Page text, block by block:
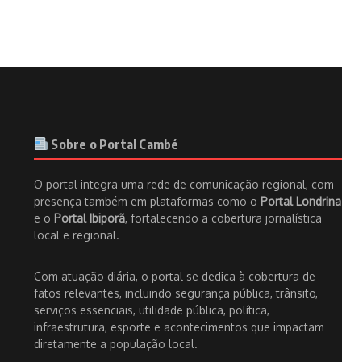
Sobre o Portal Cambé
O portal integra uma rede de comunicação regional, com
presença também em plataformas como o Portal Londrina
e o Portal Ibiporã, fortalecendo a cobertura jornalística
local e regional.
Com atuação diária, o portal se dedica à cobertura de
fatos relevantes, incluindo segurança pública, trânsito,
serviços essenciais, utilidade pública, política,
infraestrutura, esporte e acontecimentos que impactam
diretamente a população local.